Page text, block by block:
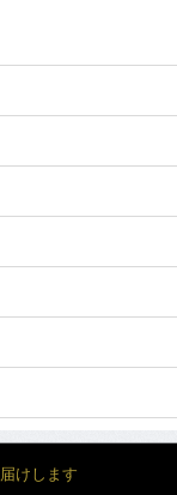
けします